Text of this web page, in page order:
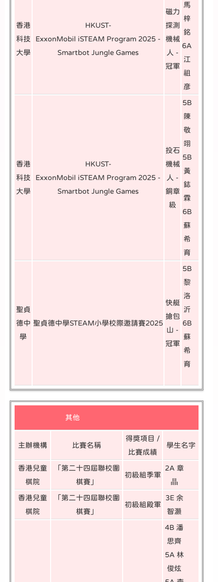
香港
科技
大學
HKUST-
ExxonMobil iSTEAM Program 2025 -
Smartbot Jungle Games
磁力
探測
機械
人 -
冠軍
馬
梓
銘
6A
江
祖
彦
香港
科技
大學
HKUST-
ExxonMobil iSTEAM Program 2025 -
Smartbot Jungle Games
投石
機械
人 -
銅章
級
5B
陳
敬
翊
5B
黃
鋕
霖
6B
蘇
希
育
聖貞
德中
學
聖貞德中學STEAM小學校際邀請賽2025
快艇
搶包
山 -
冠軍
5B
黎
洛
沂
6B
蘇
希
育
其他
主辦機構 比賽名稱
得獎項目 /
比賽成績
學生名字
香港兒童
棋院
「第二十四屆聯校圍
棋賽」
初級組季軍
2A 章
瞐
香港兒童
棋院
「第二十四屆聯校圍
棋賽」
初級組殿軍
3E 余
智灝
4B 潘
思齊
5A 林
俊炫